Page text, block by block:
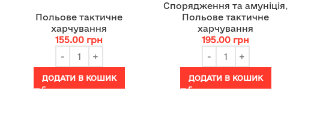
Польове тактичне
харчування
155.00 грн
ДОДАТИ В КОШИК
Спорядження та амуніція,
Польове тактичне
харчування
195.00 грн
ДОДАТИ В КОШИК